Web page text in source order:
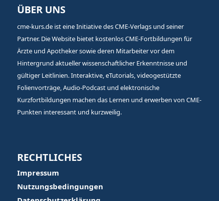
ÜBER UNS
cme-kurs.de ist eine Initiative des CME-Verlags und seiner
Partner. Die Website bietet kostenlos CME-Fortbildungen für
Ärzte und Apotheker sowie deren Mitarbeiter vor dem
Hintergrund aktueller wissenschaftlicher Erkenntnisse und
gültiger Leitlinien. Interaktive, eTutorials, videogestützte
Folienvorträge, Audio-Podcast und elektronische
Kurzfortbildungen machen das Lernen und erwerben von CME-
Punkten interessant und kurzweilig.
RECHTLICHES
Impressum
Nutzungsbedingungen